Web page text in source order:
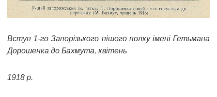
Вступ 1-го Запорізького пішого полку імені Гетьмана
Дорошенка до Бахмута, квітень
1918 р.